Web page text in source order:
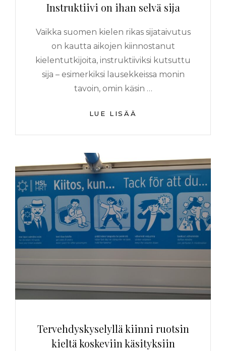
Instruktiivi on ihan selvä sija
Vaikka suomen kielen rikas sijataivutus
on kautta aikojen kiinnostanut
kielentutkijoita, instruktiiviksi kutsuttu
sija – esimerkiksi lausekkeissa monin
tavoin, omin käsin …
LUE LISÄÄ
Tervehdyskyselyllä kiinni ruotsin
kieltä koskeviin käsityksiin